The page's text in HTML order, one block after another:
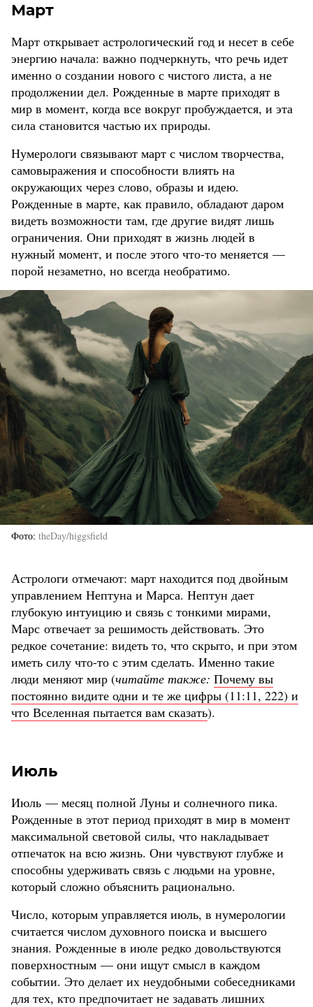
Март
Март открывает астрологический год и несет в себе
энергию начала: важно подчеркнуть, что речь идет
именно о создании нового с чистого листа, а не
продолжении дел. Рожденные в марте приходят в
мир в момент, когда все вокруг пробуждается, и эта
сила становится частью их природы.
Нумерологи связывают март с числом творчества,
самовыражения и способности влиять на
окружающих через слово, образы и идею.
Рожденные в марте, как правило, обладают даром
видеть возможности там, где другие видят лишь
ограничения. Они приходят в жизнь людей в
нужный момент, и после этого что-то меняется —
порой незаметно, но всегда необратимо.
Фото theDay/higgsfield
Астрологи отмечают: март находится под двойным
управлением Нептуна и Марса. Нептун дает
глубокую интуицию и связь с тонкими мирами,
Марс отвечает за решимость действовать. Это
редкое сочетание: видеть то, что скрыто, и при этом
иметь силу что-то с этим сделать. Именно такие
люди меняют мир (читайте также: Почему вы
постоянно видите одни и те же цифры (11:11, 222) и
что Вселенная пытается вам сказать).
Июль
Июль — месяц полной Луны и солнечного пика.
Рожденные в этот период приходят в мир в момент
максимальной световой силы, что накладывает
отпечаток на всю жизнь. Они чувствуют глубже и
способны удерживать связь с людьми на уровне,
который сложно объяснить рационально.
Число, которым управляется июль, в нумерологии
считается числом духовного поиска и высшего
знания. Рожденные в июле редко довольствуются
поверхностным — они ищут смысл в каждом
событии. Это делает их неудобными собеседниками
для тех, кто предпочитает не задавать лишних